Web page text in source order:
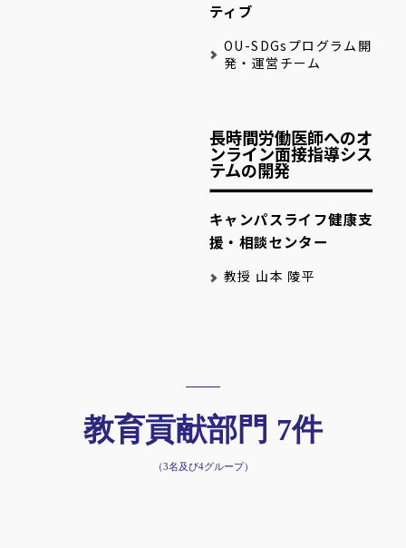
ティブ
OU-SDGsプログラム開
発・運営チーム
長時間労働医師へのオ
ンライン面接指導シス
テムの開発
キャンパスライフ健康支
援・相談センター
教授 山本 陵平
教育貢献部門 7件
（3名及び4グループ）